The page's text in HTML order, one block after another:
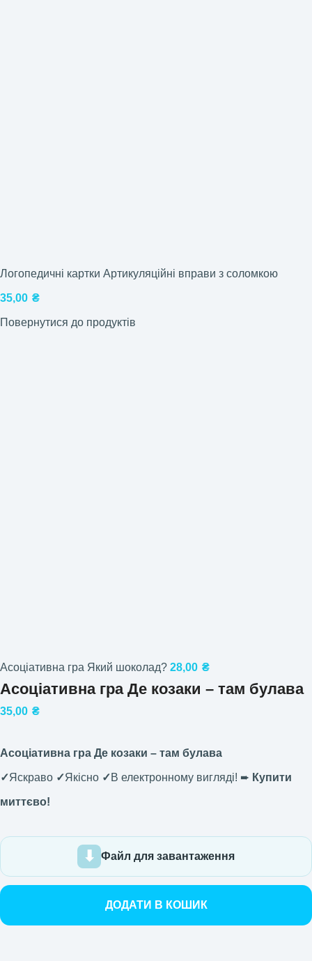
Логопедичні картки Артикуляційні вправи з соломкою
35,00 ₴
Повернутися до продуктів
Асоціативна гра Який шоколад? 28,00 ₴
Асоціативна гра Де козаки – там булава
35,00 ₴
Асоціативна гра Де козаки – там булава
✓Яскраво ✓Якісно ✓В електронному вигляді! ➨ Купити
миттєво!
Файл для завантаження
ДОДАТИ В КОШИК